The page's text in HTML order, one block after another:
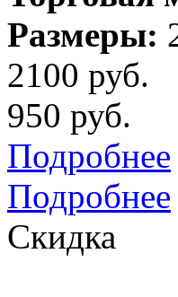
Размеры:
2100 руб.
950 руб.
Подробнее
Подробнее
Скидка